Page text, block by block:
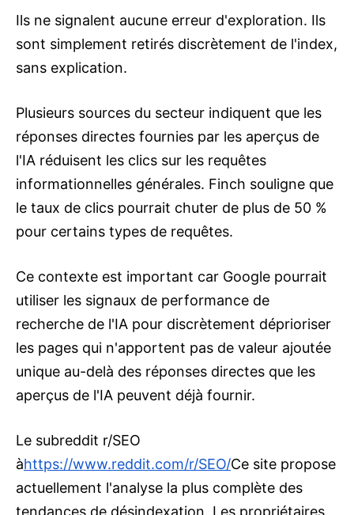
Ils ne signalent aucune erreur d'exploration. Ils
sont simplement retirés discrètement de l'index,
sans explication.
Plusieurs sources du secteur indiquent que les
réponses directes fournies par les aperçus de
l'IA réduisent les clics sur les requêtes
informationnelles générales. Finch souligne que
le taux de clics pourrait chuter de plus de 50 %
pour certains types de requêtes.
Ce contexte est important car Google pourrait
utiliser les signaux de performance de
recherche de l'IA pour discrètement déprioriser
les pages qui n'apportent pas de valeur ajoutée
unique au-delà des réponses directes que les
aperçus de l'IA peuvent déjà fournir.
Le subreddit r/SEO
àhttps://www.reddit.com/r/SEO/Ce site propose
actuellement l'analyse la plus complète des